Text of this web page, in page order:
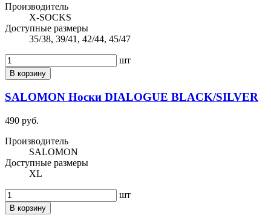
Производитель
X-SOCKS
Доступные размеры
35/38, 39/41, 42/44, 45/47
шт
В корзину
SALOMON Носки DIALOGUE BLACK/SILVER
490 руб.
Производитель
SALOMON
Доступные размеры
XL
шт
В корзину